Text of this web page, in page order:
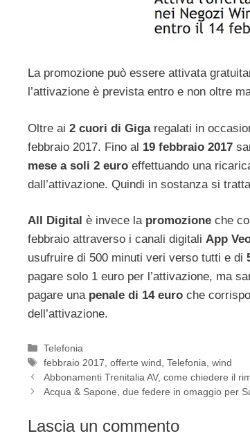
La promozione può essere attivata
l’attivazione è prevista entro e non oltre
Oltre ai 2 cuori di Gigaregalati in
febbraio 2017. Fino al 19 febbraio 2017
mese a soli 2 euro effettuando una
dall’attivazione. Quindi in sostanza si
All Digital è invece la promozione che
febbraio attraverso i canali digitali App
usufruire di 500 minuti veri verso tutti e di
pagare solo 1 euro per l’attivazione, ma
pagare unapenale di 14 euro che
dell’attivazione.
Categorie
Telefonia
Tag
febbraio 2017 ,offerte wind ,Telefonia ,wind
Abbonamenti Trenitalia AV, come chiedere il
Acqua & Sapone, due federe in omaggio per
Lascia un commento